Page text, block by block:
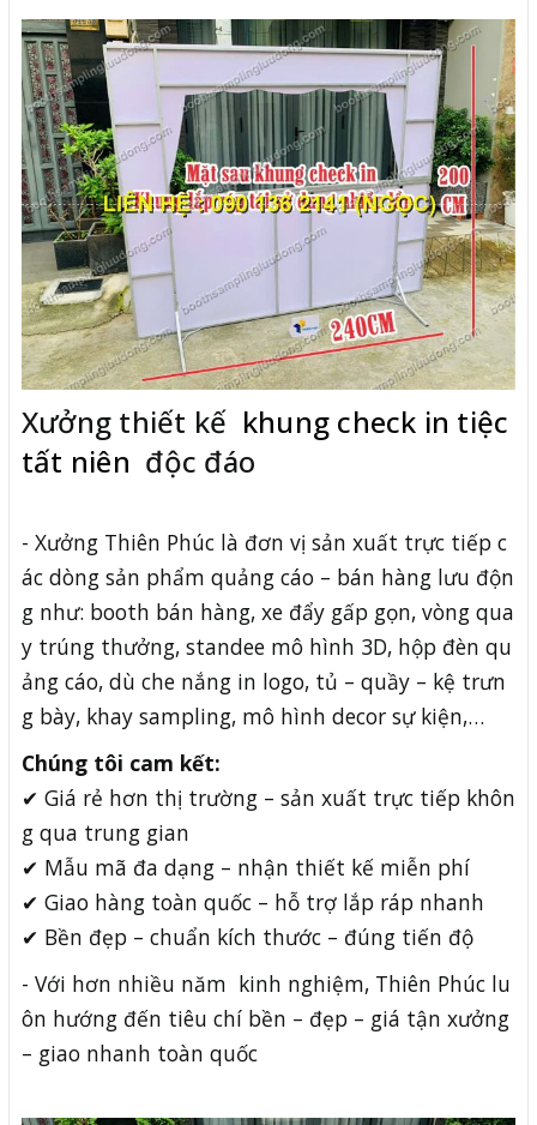
Xưởng thiết kế khung check in tiệc
tất niên độc đáo
- Xưởng Thiên Phúc là đơn vị sản xuất trực tiếp c
ác dòng sản phẩm quảng cáo – bán hàng lưu độn
g như: booth bán hàng, xe đẩy gấp gọn, vòng qua
y trúng thưởng, standee mô hình 3D, hộp đèn qu
ảng cáo, dù che nắng in logo, tủ – quầy – kệ trưn
g bày, khay sampling, mô hình decor sự kiện,…
Chúng tôi cam kết:
✔ Giá rẻ hơn thị trường – sản xuất trực tiếp khôn
g qua trung gian
✔ Mẫu mã đa dạng – nhận thiết kế miễn phí
✔ Giao hàng toàn quốc – hỗ trợ lắp ráp nhanh
✔ Bền đẹp – chuẩn kích thước – đúng tiến độ
- Với hơn nhiều năm kinh nghiệm, Thiên Phúc lu
ôn hướng đến tiêu chí bền – đẹp – giá tận xưởng
– giao nhanh toàn quốc